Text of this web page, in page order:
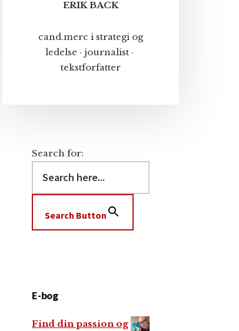
ERIK BACK
cand.merc i strategi og
ledelse · journalist ·
tekstforfatter
Search for:
Search Button
E-bog
Find din passion og